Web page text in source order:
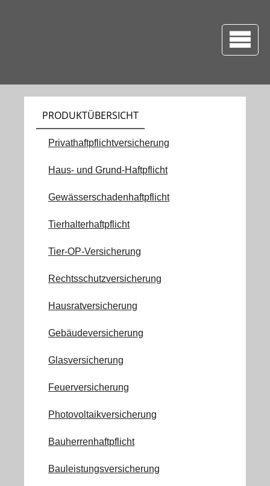
PRODUKTÜBERSICHT
Privathaftpflichtversicherung
Haus- und Grund-Haftpflicht
Gewässerschadenhaftpflicht
Tierhalterhaftpflicht
Tier-OP-Versicherung
Rechtsschutzversicherung
Hausratversicherung
Gebäudeversicherung
Glasversicherung
Feuerversicherung
Photovoltaikversicherung
Bauherrenhaftpflicht
Bauleistungsversicherung